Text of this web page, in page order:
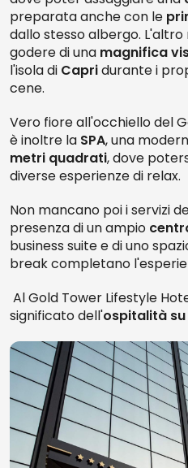
preparata anche con le
dallo stesso albergo.
godere di una magnifica
l'isola di Capridurante i
cene.
Vero fiore all'occhiello del
è inoltre la SPA, una
metri quadrati, dove
diverse esperienze di relax.
Non mancano poi i servizi
presenza di un ampio
business suite e di uno
break completano
Al Gold Tower Lifestyle
significato dell'ospitalità